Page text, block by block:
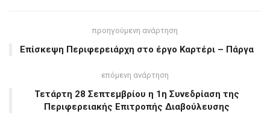
προηγούμενη ανάρτηση
Επίσκεψη Περιφερειάρχη στο έργο Καρτέρι – Πάργα
επόμενη ανάρτηση
Τετάρτη 28 Σεπτεμβρίου η 1η Συνεδρίαση της
Περιφερειακής Επιτροπής Διαβούλευσης